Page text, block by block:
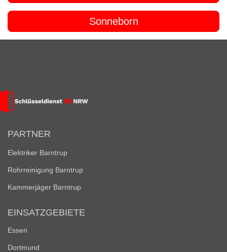
Sonneborn
PARTNER
Elektriker Barntrup
Rohrreinigung Barntrup
Kammerjäger Barntrup
EINSATZGEBIETE
Essen
Dortmund